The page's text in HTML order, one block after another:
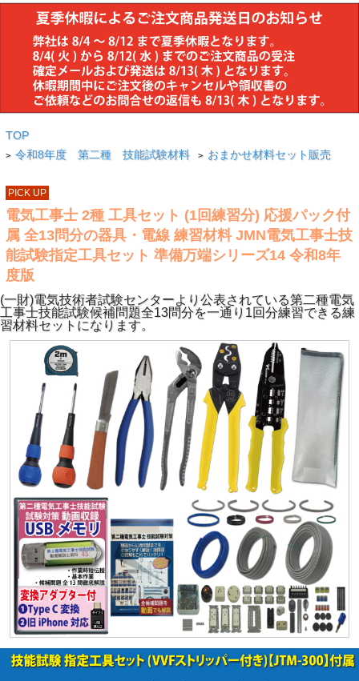
TOP
> 令和8年度 第二種 技能試験材料 > おまかせ材料セット販売
PICK UP
電気工事士 2種 工具セット (1回練習分) 応援パック付
属 全13問分の器具・電線 練習材料 JMN電気工事士技
能試験指定工具セット 準備万端シリーズ14 令和8年
度版
(一財)電気技術者試験センターより公表されている第二種電気
工事士技能試験候補問題全13問分を一通り1回分練習できる練
習材料セットになります。